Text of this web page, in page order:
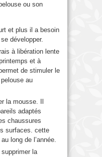
ou son
et plus il a besoin
développer.
à libération lente
et à
de stimuler le
au
la mousse. Il
adaptés
chaussures
surfaces. cette
long de l’année.
la